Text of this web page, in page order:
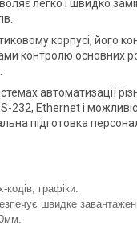
легко і швидко
корпусі, його
контролю основних
автоматизації
232, Ethernet і
підготовка
кодів, графіки.
швидке